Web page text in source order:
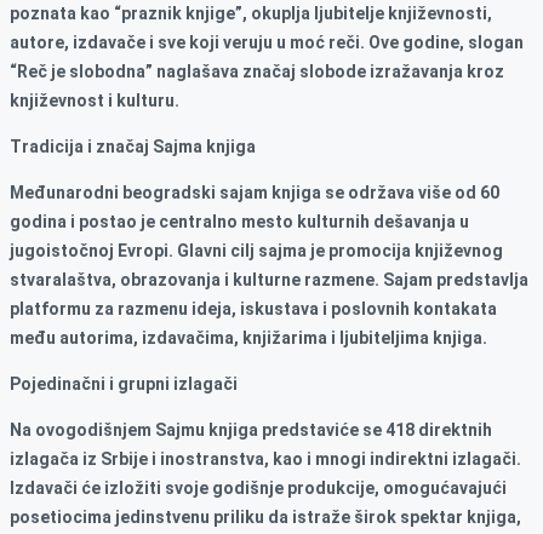
poznata kao “praznik knjige”, okuplja ljubitelje književnosti,
autore, izdavače i sve koji veruju u moć reči. Ove godine, slogan
“Reč je slobodna” naglašava značaj slobode izražavanja kroz
književnost i kulturu.
Tradicija i značaj Sajma knjiga
Međunarodni beogradski sajam knjiga se održava više od 60
godina i postao je centralno mesto kulturnih dešavanja u
jugoistočnoj Evropi. Glavni cilj sajma je promocija književnog
stvaralaštva, obrazovanja i kulturne razmene. Sajam predstavlja
platformu za razmenu ideja, iskustava i poslovnih kontakata
među autorima, izdavačima, knjižarima i ljubiteljima knjiga.
Pojedinačni i grupni izlagači
Na ovogodišnjem Sajmu knjiga predstaviće se 418 direktnih
izlagača iz Srbije i inostranstva, kao i mnogi indirektni izlagači.
Izdavači će izložiti svoje godišnje produkcije, omogućavajući
posetiocima jedinstvenu priliku da istraže širok spektar knjiga,